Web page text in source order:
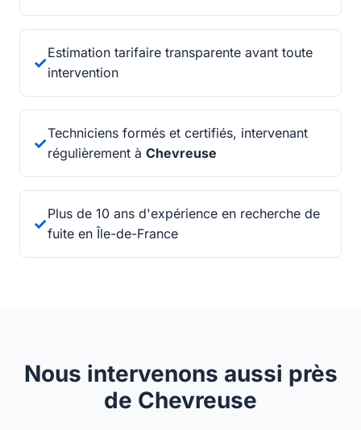
✓
Estimation tarifaire transparente avant toute
intervention
✓
Techniciens formés et certifiés, intervenant
régulièrement à Chevreuse
✓
Plus de 10 ans d'expérience en recherche de
fuite en Île-de-France
Nous intervenons aussi près
de Chevreuse